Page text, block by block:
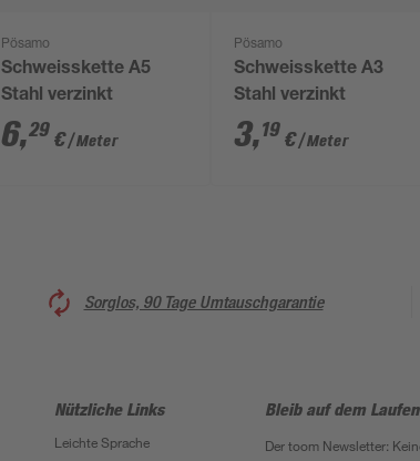
Pösamo
Schweisskette A5
Stahl verzinkt
6,29 €/ Meter
Pösamo
Schweisskette A3
Stahl verzinkt
3,19 €/ Meter
Sorglos, 90 Tage Umtauschgarantie
Nützliche Links
Leichte Sprache
Bleib auf dem
Der toom Newsletter: